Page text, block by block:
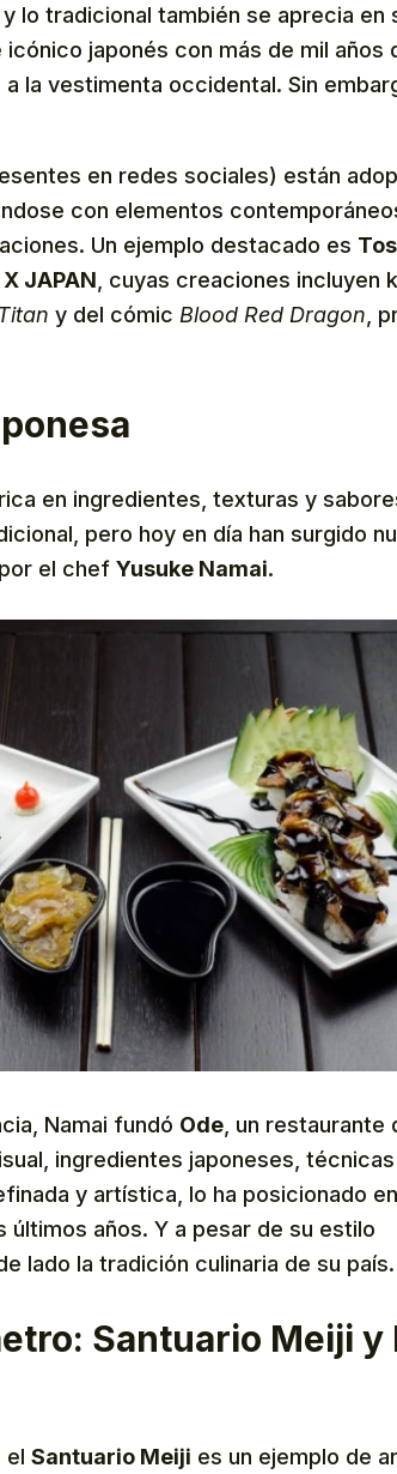
lo tradicional también se aprecia en
icónico japonés con más de mil años
la vestimenta occidental. Sin
en redes sociales) están
con elementos
Un ejemplo destacado es
X JAPAN , cuyas creaciones incluyen
y del cómic Blood Red Dragon ,
en ingredientes, texturas y
pero hoy en día han surgido
el chef Yusuke Namai.
Namai fundó Ode , un restaurante
ingredientes japoneses,
y artística, lo ha posicionado
últimos años. Y a pesar de su estilo
lado la tradición culinaria de su país.
Santuario Meiji y
el Santuario Meiji es un ejemplo de